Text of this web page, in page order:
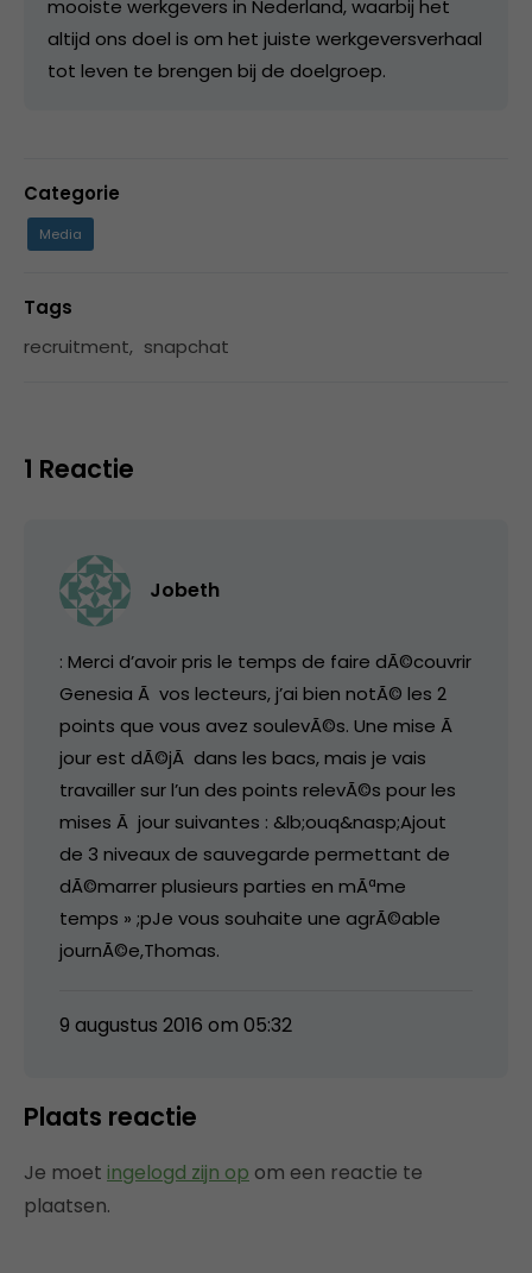
mooiste werkgevers in Nederland, waarbij het
altijd ons doel is om het juiste werkgeversverhaal
tot leven te brengen bij de doelgroep.
Categorie
Media
Tags
recruitment, snapchat
1 Reactie
Jobeth
: Merci d’avoir pris le temps de faire dÃ©couvrir
Genesia Ã vos lecteurs, j’ai bien notÃ© les 2
points que vous avez soulevÃ©s. Une mise Ã
jour est dÃ©jÃ dans les bacs, mais je vais
travailler sur l’un des points relevÃ©s pour les
mises Ã jour suivantes : &lb;ouq&nasp;Ajout
de 3 niveaux de sauvegarde permettant de
dÃ©marrer plusieurs parties en mÃªme
temps » ;pJe vous souhaite une agrÃ©able
journÃ©e,Thomas.
9 augustus 2016 om 05:32
Plaats reactie
Je moet ingelogd zijn op om een reactie te
plaatsen.